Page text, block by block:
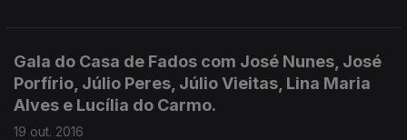
Gala do Casa de Fados com José Nunes, José
Porfírio, Júlio Peres, Júlio Vieitas, Lina Maria
Alves e Lucília do Carmo.
19 out. 2016